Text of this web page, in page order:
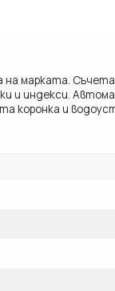
на марката.
индекси.
и